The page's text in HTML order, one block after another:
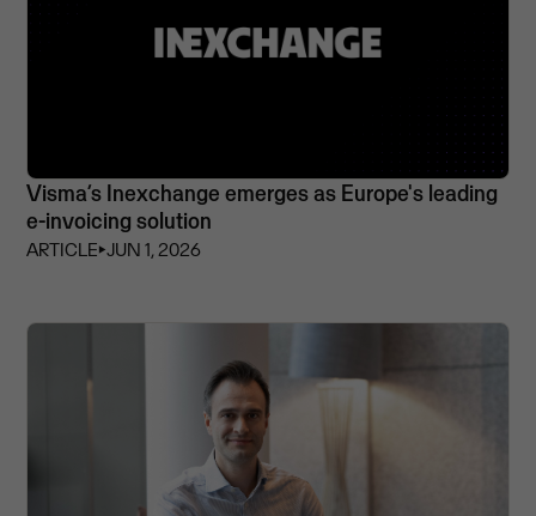
Visma’s Inexchange emerges as Europe's leading
e-invoicing solution
ARTICLE⏵JUN 1, 2026